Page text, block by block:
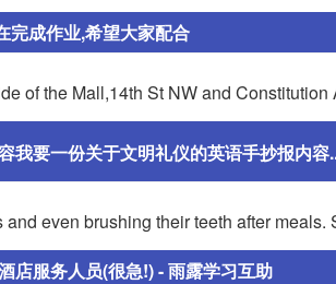
完成作业,希望大家配合
of the Mall,14th St NW and Constitution
我要一份关于文明礼仪的英语手抄报内容
even brushing their teeth after meals.
店服务人员(很急!) - 雨露学习互助